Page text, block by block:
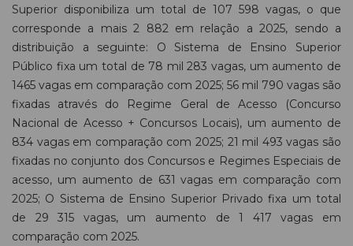
Superior disponibiliza um total de 107 598 vagas, o que
corresponde a mais 2 882 em relação a 2025, sendo a
distribuição a seguinte: O Sistema de Ensino Superior
Público fixa um total de 78 mil 283 vagas, um aumento de
1465 vagas em comparação com 2025; 56 mil 790 vagas são
fixadas através do Regime Geral de Acesso (Concurso
Nacional de Acesso + Concursos Locais), um aumento de
834 vagas em comparação com 2025; 21 mil 493 vagas são
fixadas no conjunto dos Concursos e Regimes Especiais de
acesso, um aumento de 631 vagas em comparação com
2025; O Sistema de Ensino Superior Privado fixa um total
de 29 315 vagas, um aumento de 1 417 vagas em
comparação com 2025.